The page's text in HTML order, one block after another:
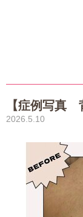
【症例写真
2026.5.10